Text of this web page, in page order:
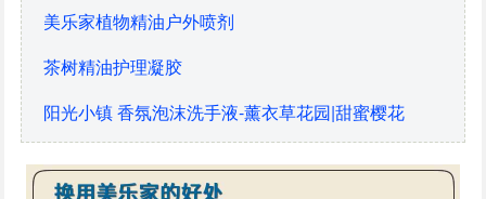
美乐家植物精油户外喷剂
茶树精油护理凝胶
阳光小镇 香氛泡沫洗手液-薰衣草花园|甜蜜樱花